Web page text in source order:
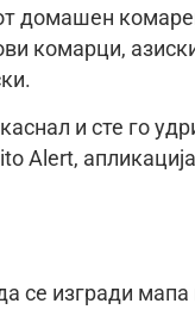
домашен
комарци,
и сте го
Alert,
се изгради